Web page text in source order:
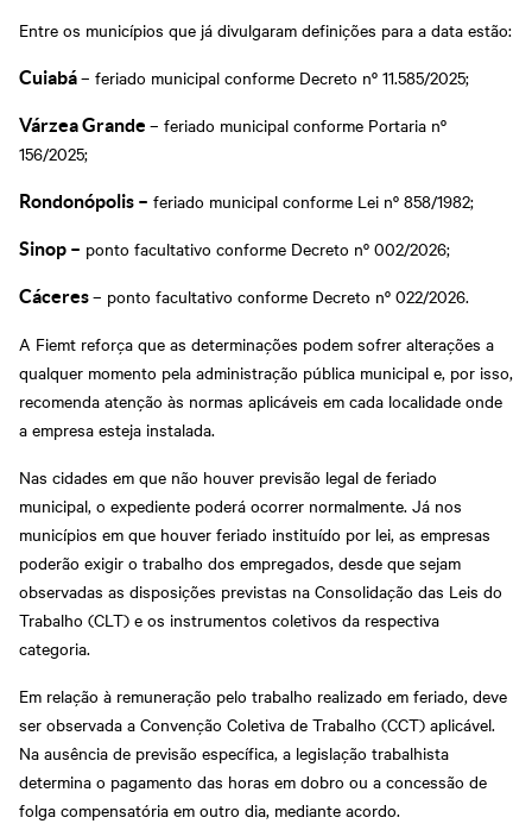
Entre os municípios que já divulgaram definições para a data estão:
Cuiabá– feriado municipal conforme Decreto nº 11.585/2025;
Várzea Grande – feriado municipal conforme Portaria nº
156/2025;
Rondonópolis – feriado municipal conforme Lei nº 858/1982;
Sinop – ponto facultativo conforme Decreto nº 002/2026;
Cáceres– ponto facultativo conforme Decreto nº 022/2026.
A Fiemt reforça que as determinações podem sofrer alterações a
qualquer momento pela administração pública municipal e, por isso,
recomenda atenção às normas aplicáveis em cada localidade onde
a empresa esteja instalada.
Nas cidades em que não houver previsão legal de feriado
municipal, o expediente poderá ocorrer normalmente. Já nos
municípios em que houver feriado instituído por lei, as empresas
poderão exigir o trabalho dos empregados, desde que sejam
observadas as disposições previstas na Consolidação das Leis do
Trabalho (CLT) e os instrumentos coletivos da respectiva
categoria.
Em relação à remuneração pelo trabalho realizado em feriado, deve
ser observada a Convenção Coletiva de Trabalho (CCT) aplicável.
Na ausência de previsão específica, a legislação trabalhista
determina o pagamento das horas em dobro ou a concessão de
folga compensatória em outro dia, mediante acordo.